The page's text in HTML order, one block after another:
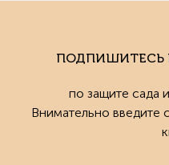
ПОДПИШИТЕСЬ
по защите сада
Внимательно введите